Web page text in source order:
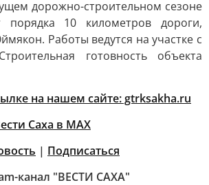
дорожно-строительном сезоне
порядка 10 километров дороги,
Работы ведутся на участке с
готовность объекта
на нашем сайте: gtrksakha.ru
Саха в MAX
| Подписаться
канал "ВЕСТИ САХА"